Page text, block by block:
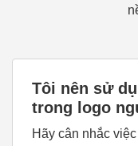
Tôi nên sử
trong logo
Hãy cân nhắc